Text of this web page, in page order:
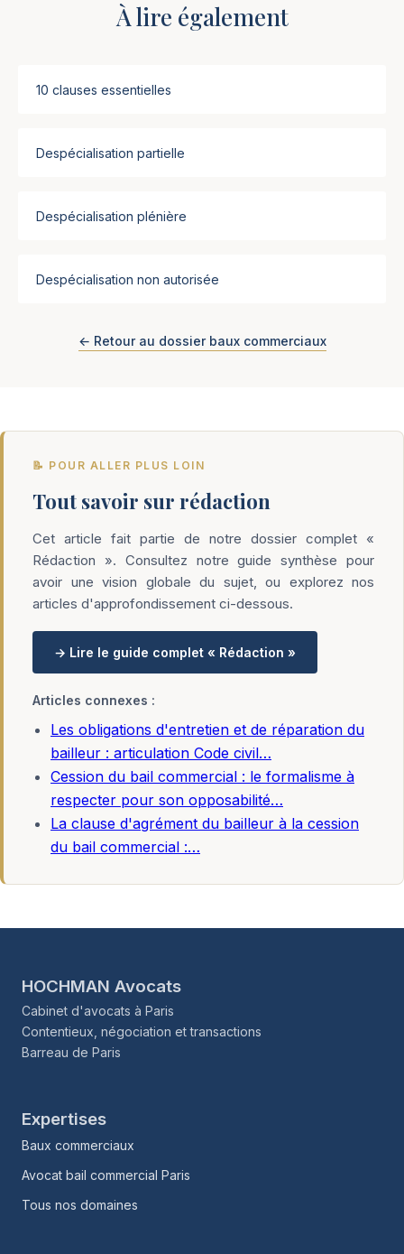
À lire également
10 clauses essentielles
Despécialisation partielle
Despécialisation plénière
Despécialisation non autorisée
← Retour au dossier baux commerciaux
📝 POUR ALLER PLUS LOIN
Tout savoir sur rédaction
Cet article fait partie de notre dossier complet «
Rédaction ». Consultez notre guide synthèse pour
avoir une vision globale du sujet, ou explorez nos
articles d'approfondissement ci-dessous.
→ Lire le guide complet « Rédaction »
Articles connexes :
Les obligations d'entretien et de réparation du
bailleur : articulation Code civil…
Cession du bail commercial : le formalisme à
respecter pour son opposabilité…
La clause d'agrément du bailleur à la cession
du bail commercial :…
HOCHMAN Avocats
Cabinet d'avocats à Paris
Contentieux, négociation et transactions
Barreau de Paris
Expertises
Baux commerciaux
Avocat bail commercial Paris
Tous nos domaines